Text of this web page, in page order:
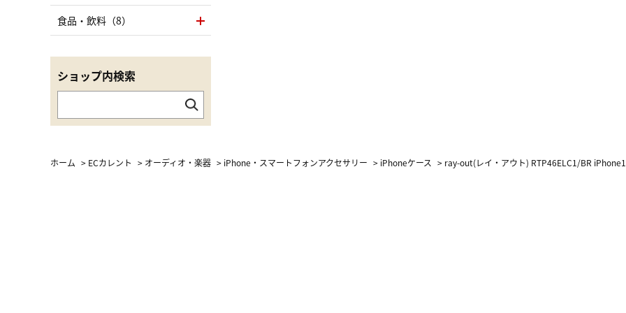
食品・飲料（8）
ショップ内検索
ホーム > ECカレント > オーディオ・楽器 > iPhone・スマートフォンアクセサリー > iPhoneケース > ray-out(レイ・アウト) RTP46ELC1/BR